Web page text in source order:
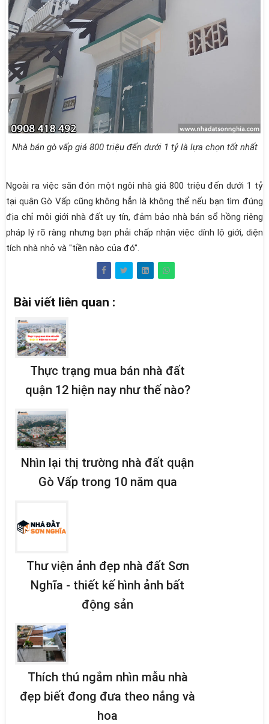
Nhà bán gò vấp giá 800 triệu đến dưới 1 tỷ là lựa chọn tốt nhất
Ngoài ra việc săn đón một ngôi nhà giá 800 triệu đến dưới 1 tỷ
tại quận Gò Vấp cũng không hẳn là không thể nếu bạn tìm đúng
địa chỉ môi giới nhà đất uy tín, đảm bảo nhà bán sổ hồng riêng
pháp lý rõ ràng nhưng bạn phải chấp nhận việc dính lộ giới, diện
tích nhà nhỏ và "tiền nào của đó".
Bài viết liên quan :
Thực trạng mua bán nhà đất
quận 12 hiện nay như thế nào?
Nhìn lại thị trường nhà đất quận
Gò Vấp trong 10 năm qua
Thư viện ảnh đẹp nhà đất Sơn
Nghĩa - thiết kế hình ảnh bất
động sản
Thích thú ngắm nhìn mẫu nhà
đẹp biết đong đưa theo nắng và
hoa